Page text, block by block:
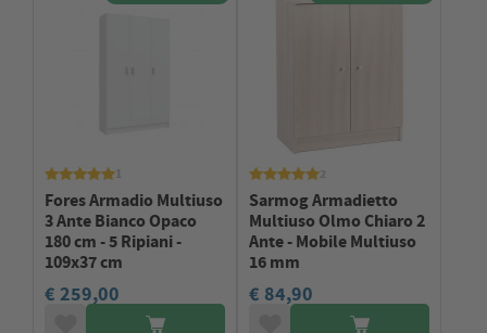
Fores Armadio Multiuso
3 Ante Bianco Opaco
180 cm - 5 Ripiani -
109x37 cm
€ 259,00
Sarmog Armadietto
Multiuso Olmo Chiaro 2
Ante - Mobile Multiuso
16 mm
€ 84,90